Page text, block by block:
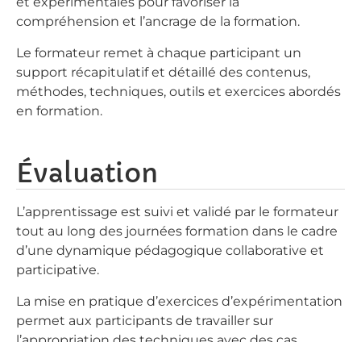
compréhension et l’ancrage de la formation.
Le formateur remet à chaque participant un
support récapitulatif et détaillé des contenus,
méthodes, techniques, outils et exercices abordés
en formation.
Évaluation
L’apprentissage est suivi et validé par le formateur
tout au long des journées formation dans le cadre
d’une dynamique pédagogique collaborative et
participative.
La mise en pratique d’exercices d’expérimentation
permet aux participants de travailler sur